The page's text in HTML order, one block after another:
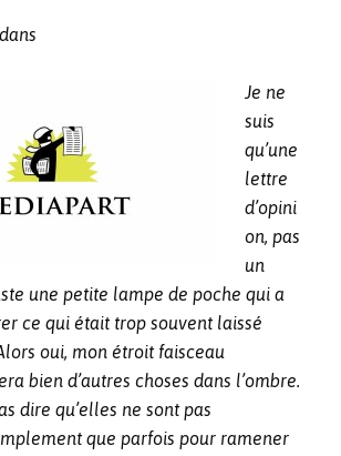
Je ne
suis
qu’une
lettre
d’opini
on, pas
un
une petite lampe de poche qui a
ce qui était trop souvent laissé
oui, mon étroit faisceau
bien d’autres choses dans l’ombre.
dire qu’elles ne sont pas
que parfois pour ramener